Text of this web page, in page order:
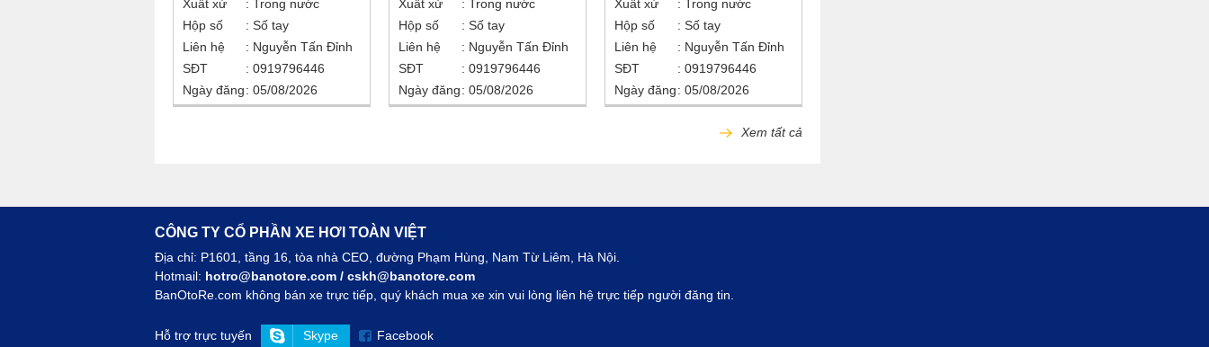
Xuất xứ
Trong nước
Hộp số
Số tay
Liên hệ
Nguyễn Tấn Đỉnh
SĐT
0919796446
Ngày đăng
05/08/2026
Xuất xứ
Trong nước
Hộp số
Số tay
Liên hệ
Nguyễn Tấn Đỉnh
SĐT
0919796446
Ngày đăng
05/08/2026
Xuất xứ
Trong nước
Hộp số
Số tay
Liên hệ
Nguyễn Tấn Đỉnh
SĐT
0919796446
Ngày đăng
05/08/2026
Xem tất cả
CÔNG TY CỔ PHẦN XE HƠI TOÀN VIỆT
Địa chỉ: P1601, tầng 16, tòa nhà CEO, đường Phạm Hùng, Nam Từ Liêm, Hà Nội.
Hotmail: hotro@banotore.com / cskh@banotore.com
BanOtoRe.com không bán xe trực tiếp, quý khách mua xe xin vui lòng liên hệ trực tiếp người đăng tin.
Hỗ trợ trực tuyến Skype Facebook